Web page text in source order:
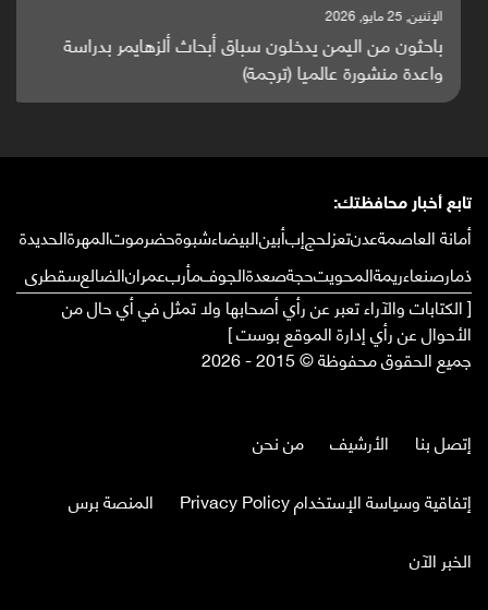
الإثنين, 25 مايو, 2026
باحثون من اليمن يدخلون سباق أبحاث ألزهايمر بدراسة
واعدة منشورة عالميا (ترجمة)
تابع أخبار محافظتك:
أمانة العاصمةعدنتعزلحجإبأبينالبيضاءشبوةحضرموتالمهرةالحديدة
ذمارصنعاءريمةالمحويتحجةصعدةالجوفمأربعمرانالضالعسقطرى
[ الكتابات والآراء تعبر عن رأي أصحابها ولا تمثل في أي حال من
الأحوال عن رأي إدارة الموقع بوست ]
جميع الحقوق محفوظة © 2015 - 2026
إتصل بنا الأرشيف
من نحن
إتفاقية وسياسة الإستخدام Privacy Policy
المنصة برس
الخبر الآن